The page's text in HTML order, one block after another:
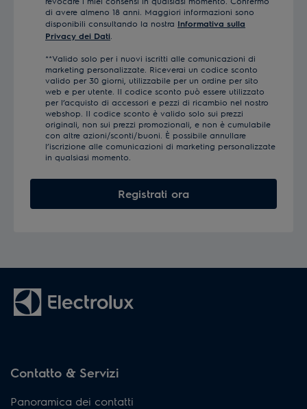
di avere almeno 18 anni. Maggiori informazioni sono
disponibili consultando la nostra Informativa sulla
Privacy dei Dati
**Valido solo per i nuovi iscritti alle comunicazioni di
marketing personalizzate. Riceverai un codice sconto
valido per 30 giorni, utilizzabile per un ordine per sito
web e per utente. Il codice sconto può essere utilizzato
per l’acquisto di accessori e pezzi di ricambio nel nostro
webshop. Il codice sconto è valido solo sui prezzi
originali, non sui prezzi promozionali, e non è cumulabile
con altre azioni/sconti/buoni. È possibile annullare
l’iscrizione alle comunicazioni di marketing personalizzate
in qualsiasi momento.
Registrati ora
Contatto & Servizi
Panoramica dei contatti